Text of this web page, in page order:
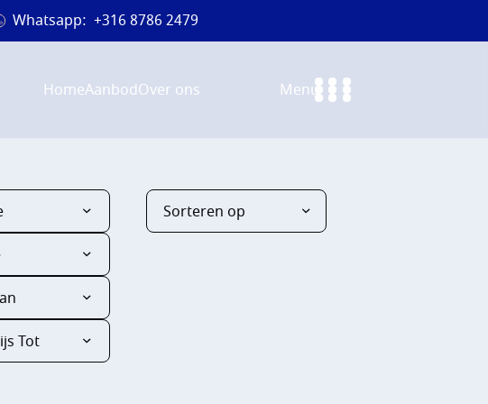
Whatsapp: +316 8786 2479
HomeAanbodOver ons Menu
Tot
Sorteren op